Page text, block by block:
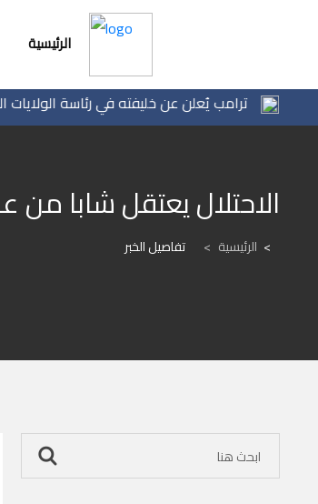
الرئيسية
ترامب يُعلن عن خليفته في رئاسة الولايات
الاحتلال يعتقل شابا من
الرئيسية > تفاصيل الخبر